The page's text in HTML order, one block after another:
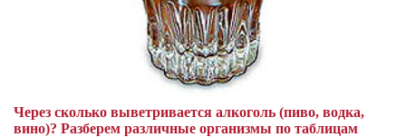
Через сколько выветривается алкоголь (пиво, водка,
вино)? Разберем различные организмы по таблицам